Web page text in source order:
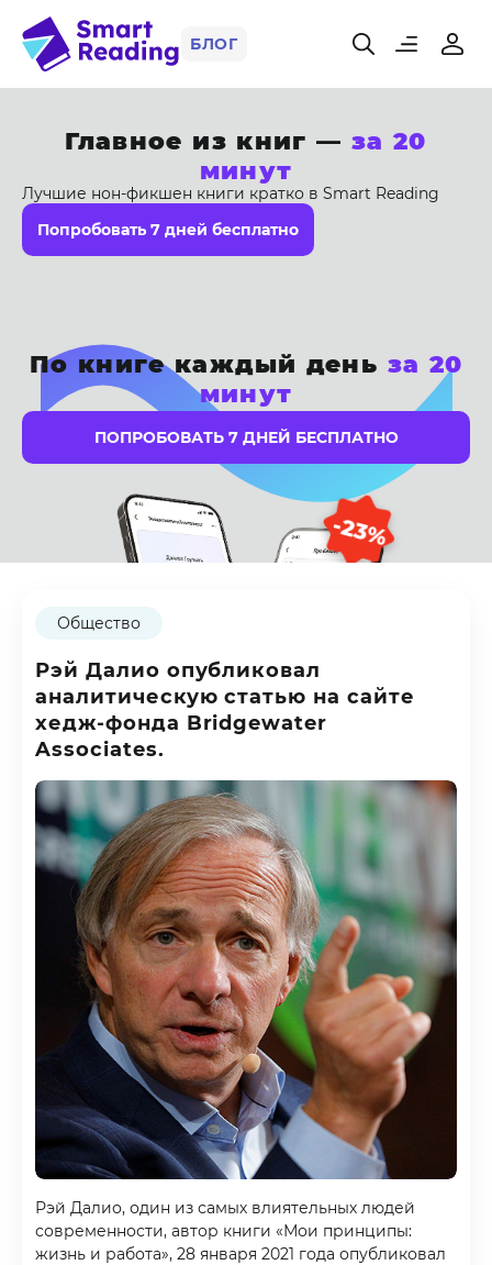
БЛОГ
Главное из книг — за 20
минут
Лучшие нон-фикшен книги кратко в Smart Reading
Попробовать 7 дней бесплатно
По книге каждый день за 20
минут
ПОПРОБОВАТЬ 7 ДНЕЙ БЕСПЛАТНО
-23%
Общество
Рэй Далио опубликовал
аналитическую статью на сайте
хедж-фонда Bridgewater
Associates.
Рэй Далио, один из самых влиятельных людей
современности, автор книги «Мои принципы:
жизнь и работа», 28 января 2021 года опубликовал